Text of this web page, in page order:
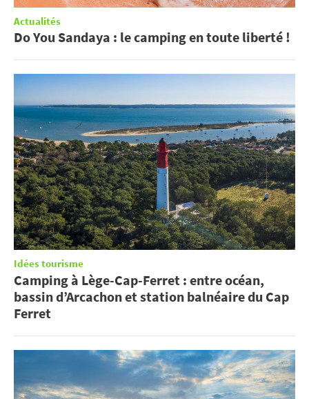
Actualités
Do You Sandaya : le camping en toute liberté !
Idées tourisme
Camping à Lège-Cap-Ferret : entre océan,
bassin d’Arcachon et station balnéaire du Cap
Ferret